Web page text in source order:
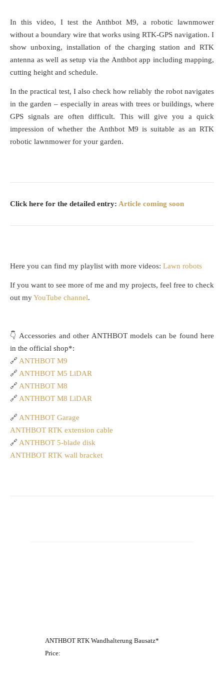
In this video, I test the Anthbot M9, a robotic lawnmower
without a boundary wire that works using RTK-GPS navigation. I
show unboxing, installation of the charging station and RTK
antenna as well as setup via the Anthbot app including mapping,
cutting height and schedule.
In the practical test, I also check how reliably the robot navigates
in the garden – especially in areas with trees or buildings, where
GPS signals are often difficult. This will give you a quick
impression of whether the Anthbot M9 is suitable as an RTK
robotic lawnmower for your garden.
Click here for the detailed entry: Article coming soon
Here you can find my playlist with more videos: Lawn robots
If you want to see more of me and my projects, feel free to check
out myYouTube channel.
👇 Accessories and other ANTHBOT models can be found here
in the official shop*:
🔗 ANTHBOT M9
🔗 ANTHBOT M5 LiDAR
🔗 ANTHBOT M8
🔗 ANTHBOT M8 LiDAR
🔗 ANTHBOT Garage
ANTHBOT RTK extension cable
🔗 ANTHBOT 5-blade disk
ANTHBOT RTK wall bracket
ANTHBOT RTK Wandhalterung Bausatz*
Price: